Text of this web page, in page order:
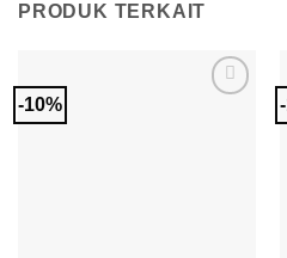
PRODUK TERKAIT
-10%